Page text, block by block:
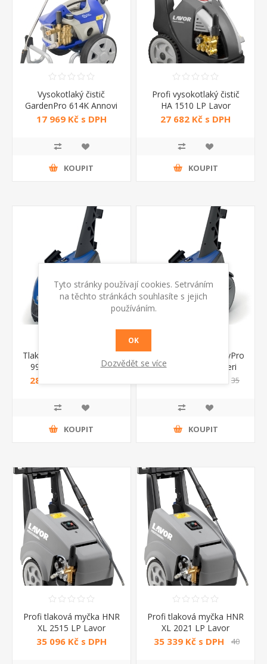
Vysokotlaký čistič
GardenPro 614K Annovi
Reverberi
17 969 Kč s DPH
KOUPIT
Profi vysokotlaký čistič
HA 1510 LP Lavor
27 682 Kč s DPH
KOUPIT
Tlaková myčka HeavyPro
990 Annovi Reverberi
28 789 Kč s DPH
KOUPIT
Tlaková myčka HeavyPro
970 Annovi Reverberi
35
KOUPIT
Profi tlaková myčka HNR
XL 2515 LP Lavor
35 096 Kč s DPH
Profi tlaková myčka HNR
XL 2021 LP Lavor
35 339 Kč s DPH
40
Tyto stránky používají cookies. Setrváním
na těchto stránkách souhlasíte s jejich
používáním.
OK
Dozvědět se více